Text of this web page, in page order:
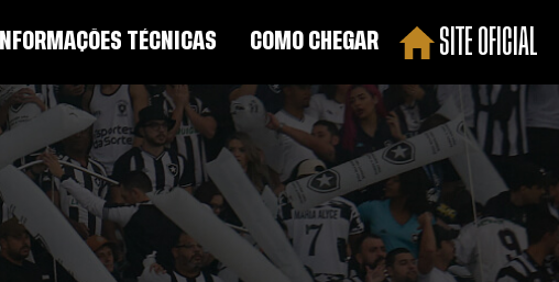
INFORMAÇÕES TÉCNICAS COMO CHEGAR SITE OFICIAL